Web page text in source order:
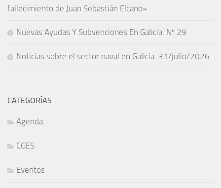
fallecimiento de Juan Sebastián Elcano»
Nuevas Ayudas Y Subvenciones En Galicia. Nº 29
Noticias sobre el sector naval en Galicia. 31/julio/2026
CATEGORÍAS
Agenda
CGES
Eventos